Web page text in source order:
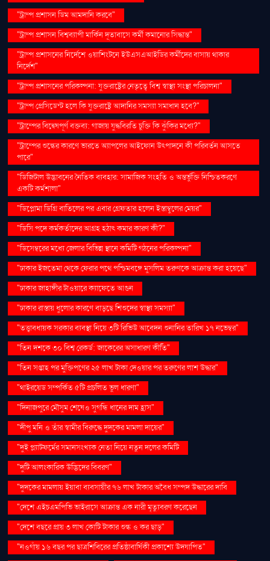
"ট্রাম্প প্রশাসন ডিম আমদানি করবে"
"ট্রাম্প প্রশাসন বিশ্বব্যাপী মার্কিন দূতাবাসে কর্মী কমানোর সিদ্ধান্ত"
"ট্রাম্প প্রশাসনের নির্দেশে ওয়াশিংটনে ইউএসএআইডির কর্মীদের বাসায় থাকার
নির্দেশ"
"ট্রাম্প প্রশাসনের পরিকল্পনা: যুক্তরাষ্ট্রের নেতৃত্বে বিশ্ব স্বাস্থ্য সংস্থা পরিচালনা"
"ট্রাম্প প্রেসিডেন্ট হলে কি যুক্তরাষ্ট্রে আদানির সমস্যা সমাধান হবে?"
"ট্রাম্পের বিদ্বেষপূর্ণ বক্তব্য: গাজায় যুদ্ধবিরতি চুক্তি কি ঝুঁকির মধ্যে?"
"ট্রাম্পের শুল্কের কারণে ভারতে অ্যাপলের আইফোন উৎপাদনে কী পরিবর্তন আসতে
পারে"
"ডিজিটাল উদ্ভাবনের নৈতিক ব্যবহার: সামাজিক সংহতি ও অন্তর্ভুক্তি নিশ্চিতকরণে
একটি কর্মশালা"
"ডিপ্লোমা ডিগ্রি বাতিলের পর এবার গ্রেফতার হলেন ইস্তাম্বুলের মেয়র"
"ডিসি পদে কর্মকর্তাদের আগ্রহ হঠাৎ কমার কারণ কী?"
"ডিসেম্বরের মধ্যে জেলার বিভিন্ন স্থানে কমিটি গঠনের পরিকল্পনা"
"ঢাকার ইজতেমা থেকে ফেরার পথে পশ্চিমবঙ্গে মুসলিম তরুণকে আক্রান্ত করা হয়েছে"
"ঢাকার জাহাঙ্গীর টাওয়ারে ক্যাফেতে আগুন
"ঢাকার রাস্তায় ধুলোর কারণে বাড়ছে শিশুদের স্বাস্থ্য সমস্যা"
"তত্ত্বাবধায়ক সরকার ব্যবস্থা নিয়ে ৩টি রিভিউ আবেদন শুনানির তারিখ ১৭ নভেম্বর"
"তিন দশকে ৩০ বিশ্ব রেকর্ড: জাকেরের অসাধারণ কীর্তি"
"তিন সপ্তাহ পর মুক্তিপণের ২৫ লাখ টাকা দেওয়ার পর তরুণের লাশ উদ্ধার"
"থাইরয়েড সম্পর্কিত ৫টি প্রচলিত ভুল ধারণা"
"দিনাজপুরে মৌসুম শেষেও সুগন্ধি ধানের দাম হ্রাস"
"দীপু মনি ও তাঁর স্বামীর বিরুদ্ধে দুদকের মামলা দায়ের"
"দুই প্ল্যাটফর্মের সমানসংখ্যক নেতা নিয়ে নতুন দলের কমিটি
"দুটি আলংকারিক উদ্ভিদের বিবরণ"
"দুদকের মামলায় ইয়াবা ব্যবসায়ীর ৭৬ লাখ টাকার অবৈধ সম্পদ উদ্ধারের দাবি
"দেশে এইচএমপিভি ভাইরাসে আক্রান্ত এক নারী মৃত্যুবরণ করেছেন
"দেশে বছরে প্রায় ৩ লাখ কোটি টাকার শুল্ক ও কর ছাড়"
"নওগাঁয় ১৬ বছর পর ছাত্রশিবিরের প্রতিষ্ঠাবার্ষিকী প্রকাশ্যে উদযাপিত"